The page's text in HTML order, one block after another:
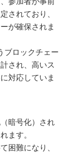
されており、
が確保されま
ブロックチェー
され、高いス
対応していま
暗号化）され
ます。
困難になり、